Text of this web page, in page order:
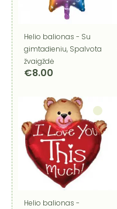
Helio balionas - Su
gimtadieniu, Spalvota
žvaigždė
€8.00
Helio balionas -